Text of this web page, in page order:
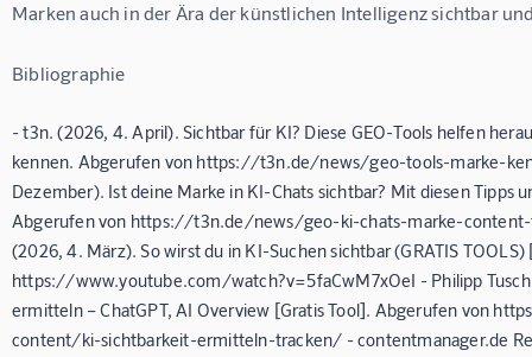
Marken auch in der Ära der künstlichen Intelligenz sichtbar
Bibliographie
- t3n. (2026, 4. April). Sichtbar für KI? Diese GEO-Tools helfen
kennen. Abgerufen von https://t3n.de/news/geo-tools-marke-
Dezember). Ist deine Marke in KI-Chats sichtbar? Mit diesen Tipps
Abgerufen von https://t3n.de/news/geo-ki-chats-marke-content-
(2026, 4. März). So wirst du in KI-Suchen sichtbar (GRATIS
https://www.youtube.com/watch?v=5faCwM7xOeI - Philipp
ermitteln – ChatGPT, AI Overview [Gratis Tool]. Abgerufen von
content/ki-sichtbarkeit-ermitteln-tracken/ - contentmanager.de